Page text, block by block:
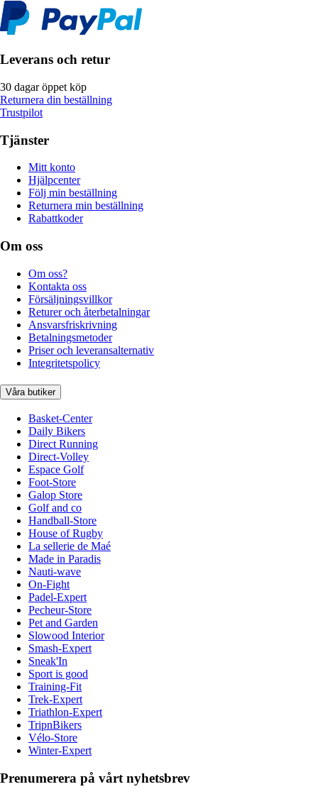
Leverans och retur
30 dagar öppet köp
Returnera din beställning
Trustpilot
Tjänster
Mitt konto
Hjälpcenter
Följ min beställning
Returnera min beställning
Rabattkoder
Om oss
Om oss?
Kontakta oss
Försäljningsvillkor
Returer och återbetalningar
Ansvarsfriskrivning
Betalningsmetoder
Priser och leveransalternativ
Integritetspolicy
Våra butiker
Basket-Center
Daily Bikers
Direct Running
Direct-Volley
Espace Golf
Foot-Store
Galop Store
Golf and co
Handball-Store
House of Rugby
La sellerie de Maé
Made in Paradis
Nauti-wave
On-Fight
Padel-Expert
Pecheur-Store
Pet and Garden
Slowood Interior
Smash-Expert
Sneak'In
Sport is good
Training-Fit
Trek-Expert
Triathlon-Expert
TripnBikers
Vélo-Store
Winter-Expert
Prenumerera på vårt nyhetsbrev